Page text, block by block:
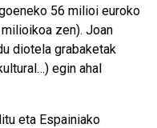
56 milioi euroko
zen). Joan
diotela grabaketak
egin ahal
eta Espainiako